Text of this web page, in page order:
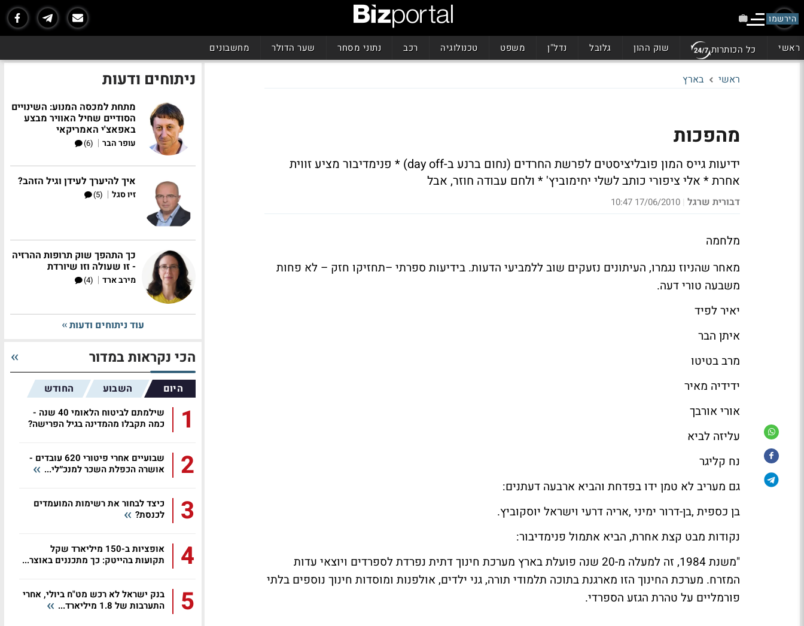
הירשמו
ראשי כל הכותרות שוק ההון גלובל נדל"ן משפט טכנולוגיה רכב נתוני מסחר שער הדולר מחשבונים
ראשי בארץ
מהפכות
ידיעות גייס המון פובליציסטים לפרשת החרדים (נחום ברנע ב-day off) * פנימדיבור מציע זווית
אחרת * אלי ציפורי כותב לשלי יחימוביץ' * ולחם עבודה חוזר, אבל
דבורית שרגל |
17/06/2010 10:47
מלחמה
מאחר שהניוז נגמרו, העיתונים נזעקים שוב ללמביעי הדעות. בידיעות ספרתי –תחזיקו חזק – לא פחות
משבעה טורי דעה.
יאיר לפיד
איתן הבר
מרב בטיטו
ידידיה מאיר
אורי אורבך
עליזה לביא
נח קליגר
גם מעריב לא טמן ידו בפדחת והביא ארבעה דעתנים:
בן כספית ,בן-דרור ימיני ,אריה דרעי וישראל יוסקוביץ.
נקודות מבט קצת אחרת, הביא אתמול פנימדיבור:
"משנת 1984, זה למעלה מ-20 שנה פועלת בארץ מערכת חינוך דתית נפרדת לספרדים ויוצאי עדות
המזרח. מערכת החינוך הזו מארגנת בתוכה תלמודי תורה, גני ילדים, אולפנות ומוסדות חינוך נוספים בלתי
פורמליים על טהרת הגזע הספרדי.
ניתוחים ודעות
מתחת למכסה המנוע: השינויים
הסודיים שחיל האוויר מבצע
באפאצ'י האמריקאי
עופר הבר |
(6)
איך להיערך לעידן וגיל הזהב?
זיו סגל |
(5)
כך התהפך שוק תרופות ההרזיה
- זו שעולה וזו שיורדת
מירב ארד |
(4)
עוד ניתוחים ודעות
הכי נקראות במדור
היום השבוע החודש
1
שילמתם לביטוח הלאומי 40 שנה -
כמה תקבלו מהמדינה בגיל הפרישה?
2
שבועיים אחרי פיטורי 620 עובדים -
אושרה הכפלת השכר למנכ״לי...
3
כיצד לבחור את רשימות המועמדים
לכנסת?
4
אופציות ב-150 מיליארד שקל
תקועות בהייטק: כך מתכננים באוצר...
5
בנק ישראל לא רכש מט"ח ביולי, אחרי
התערבות של 1.8 מיליארד...